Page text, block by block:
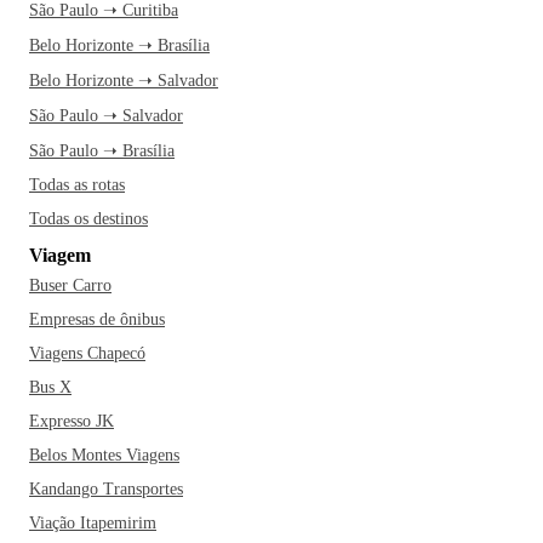
São Paulo ➝ Curitiba
Belo Horizonte ➝ Brasília
Belo Horizonte ➝ Salvador
São Paulo ➝ Salvador
São Paulo ➝ Brasília
Todas as rotas
Todas os destinos
Viagem
Buser Carro
Empresas de ônibus
Viagens Chapecó
Bus X
Expresso JK
Belos Montes Viagens
Kandango Transportes
Viação Itapemirim